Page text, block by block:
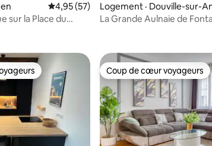
commentairesNote moyenne de 4,95 sur 5, 57
4,95 (57)
sur la Place du
Logement · Douville-sur-
elle
La Grande Aulnaie de
parmi les plus aimés Coup de cœur voyageurs
Coup de cœur voyageurs